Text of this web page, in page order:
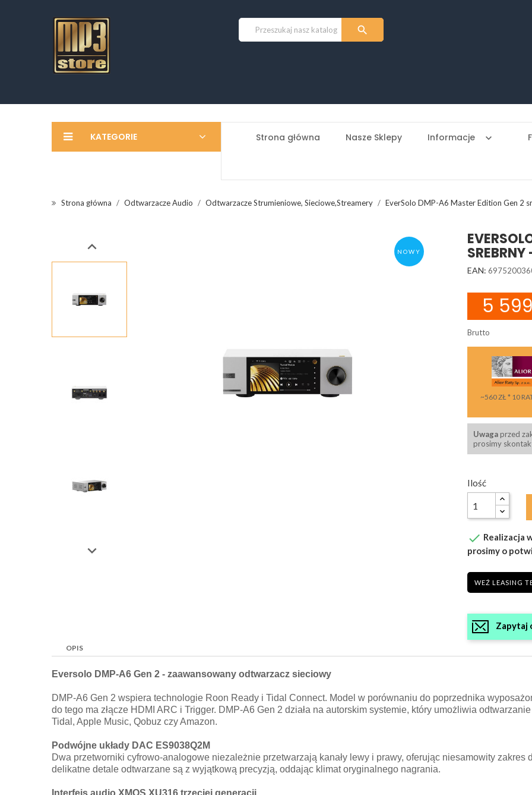

KATEGORIE Strona główna Nasze Sklepy Informacje keyboard_arrow_down
Strona główna Odtwarzacze Audio Odtwarzacze Strumieniowe, Sieciowe,Streamery EverSolo DMP-A6 Master Edition Gen 2


NOWY
EAN:
5
Brutto
~560 ZŁ * 10
Uwagaprzed
prosimy
Ilość
 Realizacja
prosimy o
WEŹ LEASING
Zapytaj
OPIS
Eversolo DMP-A6 Gen 2 - zaawansowany odtwarzacz sieciowy
DMP-A6 Gen 2 wspiera technologie Roon Ready i Tidal Connect. Model w porównaniu do poprzednika
do tego ma złącze HDMI ARC i Trigger. DMP-A6 Gen 2 działa na autorskim systemie, który umożliwia
Tidal, Apple Music, Qobuz czy Amazon.
Podwójne układy DAC ES9038Q2M
Dwa przetworniki cyfrowo-analogowe niezależnie przetwarzają kanały lewy i prawy, oferując niesamowity zakres
delikatne detale odtwarzane są z wyjątkową precyzją, oddając klimat oryginalnego nagrania.
Interfejs audio XMOS XU316 trzeciej generacji